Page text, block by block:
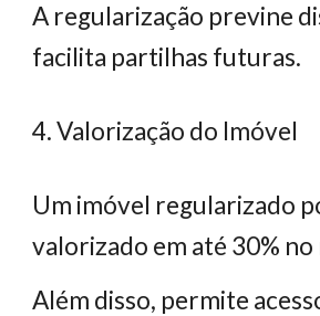
A regularização previne
facilita partilhas futuras.
4. Valorização do Imóvel
Um imóvel regularizado
valorizado em até 30%
Além disso, permite